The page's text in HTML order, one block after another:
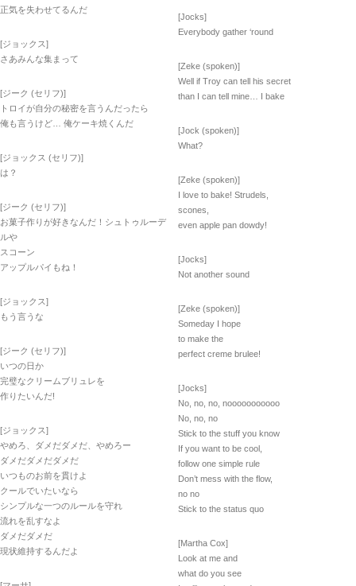
正気を失わせてるんだ
[ジョックス]
さあみんな集まって
[ジーク (セリフ)]
トロイが自分の秘密を言うんだったら
俺も言うけど… 俺ケーキ焼くんだ
[ジョックス (セリフ)]
は？
[ジーク (セリフ)]
お菓子作りが好きなんだ！シュトゥルーデ
ルや
スコーン
アップルパイもね！
[ジョックス]
もう言うな
[ジーク (セリフ)]
いつの日か
完璧なクリームブリュレを
作りたいんだ!
[ジョックス]
やめろ、ダメだダメだ、やめろー
ダメだダメだダメだ
いつものお前を貫けよ
クールでいたいなら
シンプルな一つのルールを守れ
流れを乱すなよ
ダメだダメだ
現状維持するんだよ
[Jocks]
Everybody gather ‘round
[Zeke (spoken)]
Well if Troy can tell his secret
than I can tell mine… I bake
[Jock (spoken)]
What?
[Zeke (spoken)]
I love to bake! Strudels,
scones,
even apple pan dowdy!
[Jocks]
Not another sound
[Zeke (spoken)]
Someday I hope
to make the
perfect creme brulee!
[Jocks]
No, no, no, nooooooooooo
No, no, no
Stick to the stuff you know
If you want to be cool,
follow one simple rule
Don’t mess with the flow,
no no
Stick to the status quo
[Martha Cox]
Look at me and
what do you see